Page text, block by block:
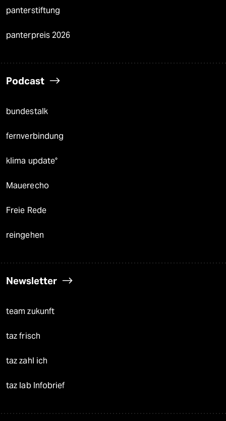
panterstiftung
panterpreis 2026
Podcast
bundestalk
fernverbindung
klima update°
Mauerecho
Freie Rede
reingehen
Newsletter
team zukunft
taz frisch
taz zahl ich
taz lab Infobrief